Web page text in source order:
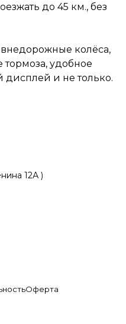
до 45 км., без
колёса,
удобное
и не только.
12А )
Оферта